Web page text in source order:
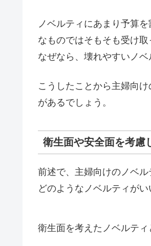
ノベルティにあまり予算
なものではそもそも受け取
なぜなら、壊れやすいノ
こうしたことから主婦向け
があるでしょう。
衛生面や安全面を考慮
前述で、主婦向けのノベ
どのようなノベルティが
衛生面を考えたノベルテ